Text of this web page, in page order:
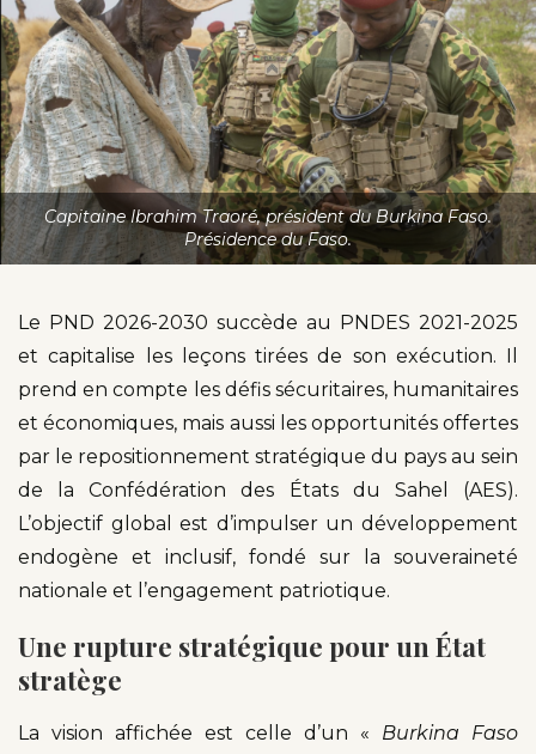
Capitaine Ibrahim Traoré, président du Burkina Faso.
Présidence du Faso.
Le PND 2026-2030 succède au PNDES 2021-2025
et capitalise les leçons tirées de son exécution. Il
prend en compte les défis sécuritaires, humanitaires
et économiques, mais aussi les opportunités offertes
par le repositionnement stratégique du pays au sein
de la Confédération des États du Sahel (AES).
L’objectif global est d’impulser un développement
endogène et inclusif, fondé sur la souveraineté
nationale et l’engagement patriotique.
Une rupture stratégique pour un État
stratège
La vision affichée est celle d’un « Burkina Faso